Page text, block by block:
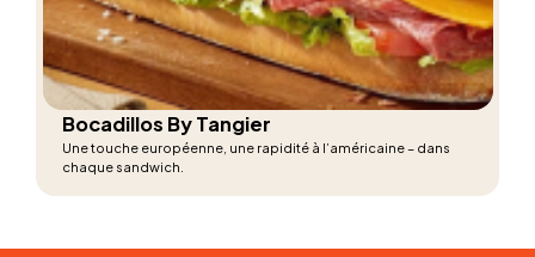
Bocadillos By Tangier
Une touche européenne, une rapidité à l’américaine – dans
chaque sandwich.